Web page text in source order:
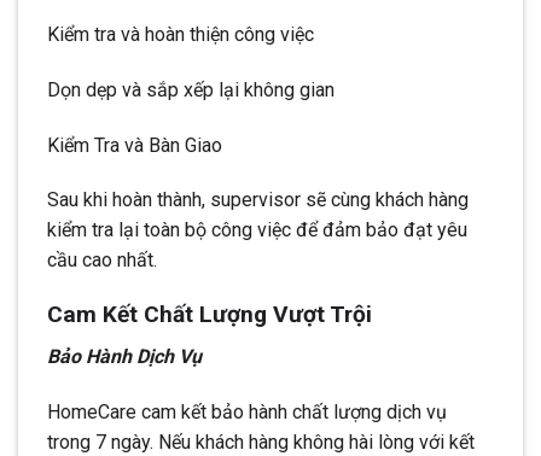
Kiểm tra và hoàn thiện công việc
Dọn dẹp và sắp xếp lại không gian
Kiểm Tra và Bàn Giao
Sau khi hoàn thành, supervisor sẽ cùng khách hàng
kiểm tra lại toàn bộ công việc để đảm bảo đạt yêu
cầu cao nhất.
Cam Kết Chất Lượng Vượt Trội
Bảo Hành Dịch Vụ
HomeCare cam kết bảo hành chất lượng dịch vụ
trong 7 ngày. Nếu khách hàng không hài lòng với kết